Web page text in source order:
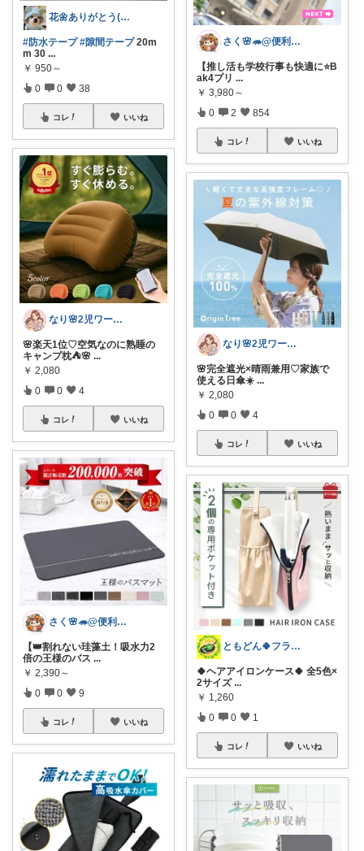
花🌼ありがとう(*･ω･)*_ _)ﾍ
#防水テープ #隙間テープ20m
m 30 ...
￥ 950～
0 0 38
コレ いいね
なり🌸2児ワーママの楽しい暮らし
🌸楽天1位♡空気なのに熟睡の
キャンプ枕⛺🌸 ...
￥ 2,080
0 0 4
コレ いいね
さく🌸🦔@便利でかわいいを探す旅
【👑割れない珪藻土！吸水力2
倍の王様のバス ...
￥ 2,390～
0 0 9
コレ いいね
さく🌸🦔@便利でかわいいを探す旅
【推し活も学校行事も快適に⭐️B
ak4プリ ...
￥ 3,980～
0 2 854
コレ いいね
なり🌸2児ワーママの楽しい暮らし
🌸完全遮光×晴雨兼用♡家族で
使える日傘☀️ ...
￥ 2,080
0 0 4
コレ いいね
ともどん🍀フライパン料理ある暮らし🍳
🍀ヘアアイロンケース🍀 全5色×
2サイズ...
￥ 1,260
0 0 1
コレ いいね